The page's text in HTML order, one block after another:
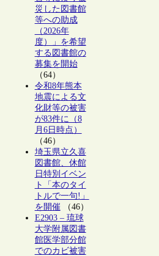
災した図書館
等への助成
（2026年
度）」を希望
する図書館の
募集を開始
（64）
令和8年熊本
地震による文
化財等の被害
が83件に（8
月6日時点）
（46）
埼玉県立久喜
図書館、休館
日特別イベン
ト「本のタイ
トルで一句!」
を開催（46）
E2903 – 琉球
大学附属図書
館医学部分館
でのカビ被害